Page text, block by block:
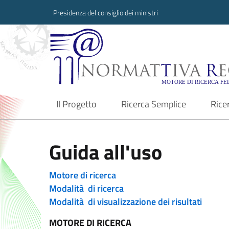
Presidenza del consiglio dei ministri
Normattiva
Il Progetto
current Ricerca Semplice
Guida all'uso
Motore di ricerca
Modalità di ricerca
Modalità di visualizzazione dei risultati
MOTORE DI RICERCA